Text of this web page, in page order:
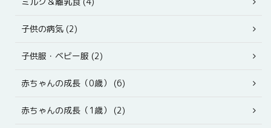
子供の病気 (2)
子供服・ベビー服 (2)
赤ちゃんの成長（0歳） (6)
赤ちゃんの成長（1歳） (2)